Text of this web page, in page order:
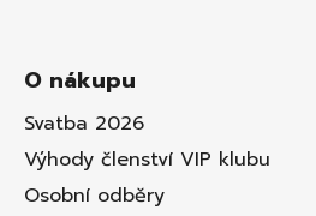
O nákupu
Svatba 2026
Výhody členství VIP klubu
Osobní odběry